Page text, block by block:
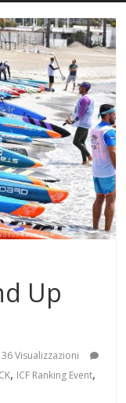
Up
Visualizzazioni
, ICF Ranking Event,